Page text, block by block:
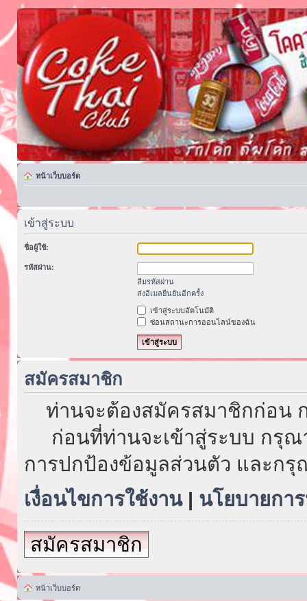
หน้าเว็บบอร์ด
เข้าสู่ระบบ
ชื่อผู้ใช้:
รหัสผ่าน:
ลืมรหัสผ่าน
ส่งอีเมลยืนยันอีกครั้ง
เข้าสู่ระบบอัตโนมัติ
ซ่อนสถานะการออนไลน์ของฉัน
สมัครสมาชิก
ท่านจะต้องสมัครสมาชิกก่อน
ก่อนที่ท่านจะเข้าสู่ระบบ กรุณ
การปกป้องข้อมูลส่วนตัว และก
เงื่อนไขการใช้งาน| นโยบายกา
สมัครสมาชิก
หน้าเว็บบอร์ด